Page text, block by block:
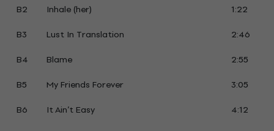
B2 Inhale (her)
1:22
B3
Lust In Translation
2:46
B4
Blame
2:55
B5
My Friends Forever
3:05
B6
It Ain’t Easy 4:12